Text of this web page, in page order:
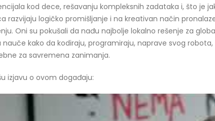
kod dece, rešavanju kompleksnih zadataka i, što je
razvijaju logičko promišljanje i na kreativan način
Oni su pokušali da nađu najbolje lokalno rešenje za
kako da kodiraju, programiraju, naprave svog
za savremena zanimanja.
izjavu o ovom događaju: